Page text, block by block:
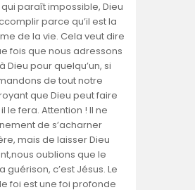
paraît impossible, Dieu
parce qu’il est la
de la vie. Cela veut dire
fois que nous adressons
Dieu pour quelqu’un, si
de tout notre
que Dieu peut faire
le fera. Attention ! Il ne
de s’acharner
mais de laisser Dieu
oublions que le
guérison, c’est Jésus. Le
foi est une foi profonde